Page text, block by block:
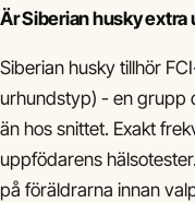
Är Siberian husky
Siberian husky tillhör
urhundstyp) - en grupp
än hos snittet. Exakt
uppfödarens
på föräldrarna innan